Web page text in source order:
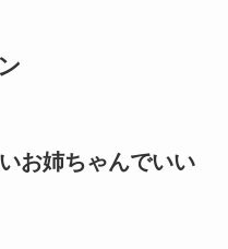
お姉ちゃんでいい